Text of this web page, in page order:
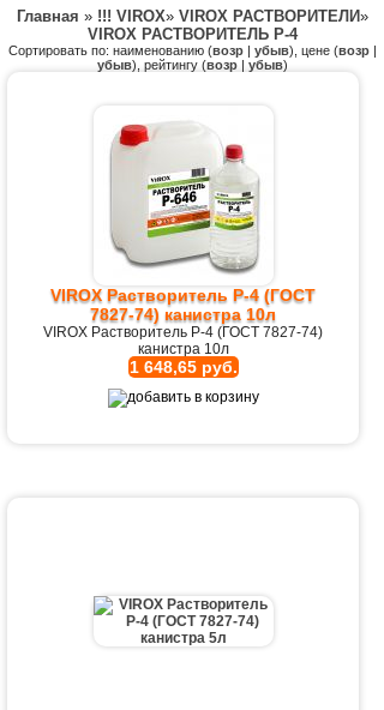
Главная » !!! VIROX» VIROX РАСТВОРИТЕЛИ»
VIROX РАСТВОРИТЕЛЬ Р-4
Сортировать по: наименованию (возр| убыв), цене (возр|
убыв), рейтингу (возр| убыв)
VIROX Растворитель Р-4 (ГОСТ
7827-74) канистра 10л
VIROX Растворитель Р-4 (ГОСТ 7827-74)
канистра 10л
1 648,65 руб.